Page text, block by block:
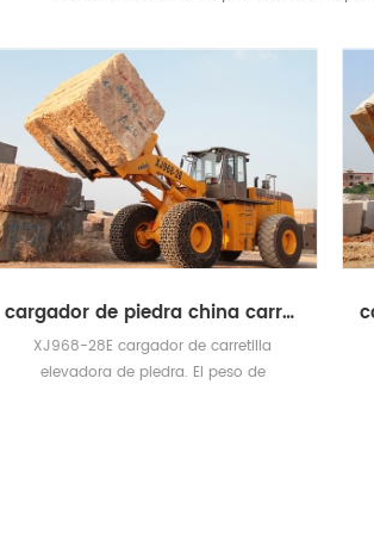
cargador de piedra china carretilla elevadora
XJ968-28E cargador de carretilla
elevadora de piedra. El peso de